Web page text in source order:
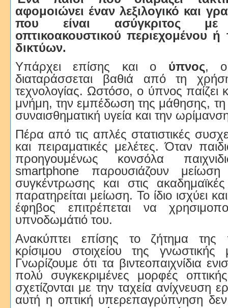
αφομοιώνει έναν λεξιλογικό και
που είναι ασύγκριτος
οπτικοακουστικού περιεχομένου
δικτύων.
Υπάρχει επίσης και ο ύπνος, ο
διαταράσσεται βαθιά από τη
τεχνολογίας. Ωστόσο, ο ύπνος παίζει
μνήμη, την εμπέδωση της μάθησης,
συναισθηματική υγεία και την
Πέρα από τις απλές στατιστικές
και πειραματικές μελέτες. Όταν
προηγουμένως κονσόλα
smartphone παρουσιάζουν μείωση
συγκέντρωσης και στις
παρατηρείται μείωση. Το ίδιο ισχύει
έφηβος επιτρέπεται να
υπνοδωμάτιό του.
Ανακύπτει επίσης το ζήτημα της
κρίσιμου στοιχείου της γνωστικής
Γνωρίζουμε ότι τα βιντεοπαιχνίδια
πολύ συγκεκριμένες μορφές
σχετίζονται με την ταχεία ανίχνευση
αυτή η οπτική υπερεπαγρύπνηση δεν